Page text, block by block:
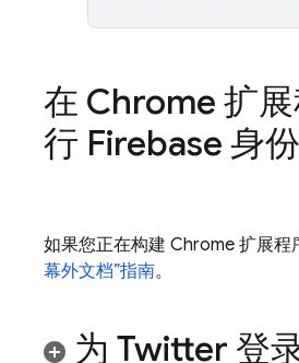
在 Chrome 扩
行 Firebase 身
如果您正在构建 Chrome 扩展程
幕外文档”指南。
为 Twitter 登